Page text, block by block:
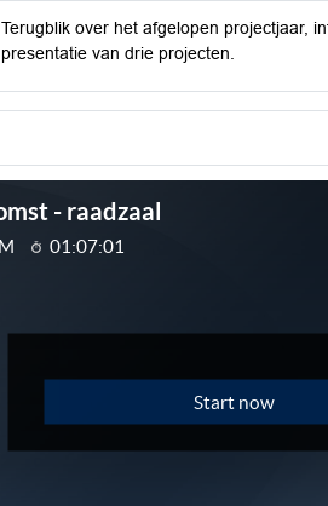
Terugblik over het afgelopen projectjaar,
presentatie van drie projecten.